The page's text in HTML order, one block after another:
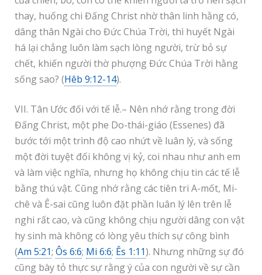
thay, huống chi Đấng Christ nhờ thân linh hằng có,
dâng thân Ngài cho Đức Chúa Trời, thì huyết Ngài
há lại chẳng luôn làm sạch lòng người, trừ bỏ sự
chết, khiến người thờ phượng Đức Chúa Trời hằng
sống sao? (Hêb 9:12-14).
VII. Tân Ước đối với tế lễ.– Nên nhớ rằng trong đời
Đấng Christ, một phe Do-thái-giáo (Essenes) đã
bước tới một trình độ cao nhứt về luân lý, và sống
một đời tuyệt đối không vị kỷ, coi nhau như anh em
và làm việc nghĩa, nhưng họ không chịu tin các tế lễ
bằng thú vật. Cũng nhớ rằng các tiên tri A-mốt, Mi-
chê và Ê-sai cũng luôn đặt phần luân lý lên trên lễ
nghi rất cao, và cũng không chịu người dâng con vật
hy sinh mà không có lòng yêu thích sự công bình
(Am 5:21; Ôs 6:6; Mi 6:6; Ês 1:11). Nhưng những sự đó
cũng bày tỏ thực sự rằng ý của con người về sự cần